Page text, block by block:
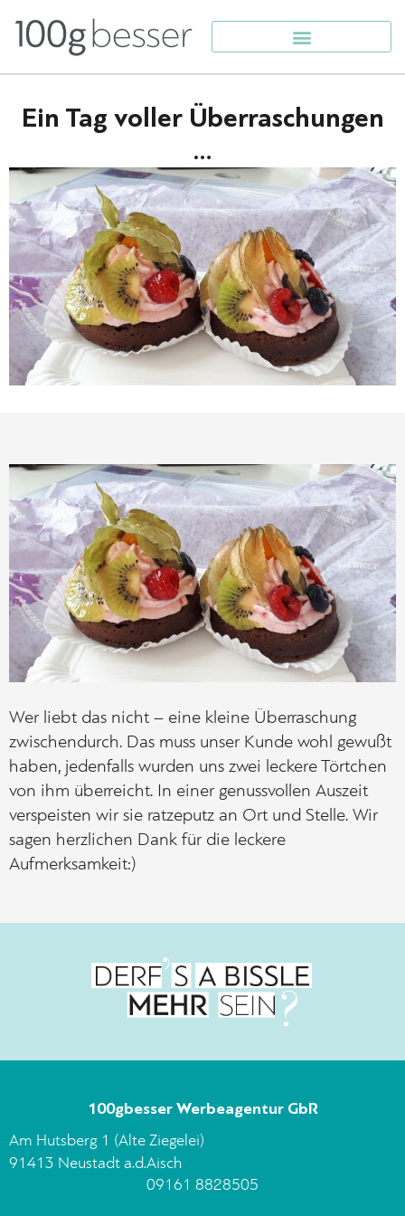
Ein Tag voller Überraschungen
…
Wer liebt das nicht – eine kleine Überraschung
zwischendurch. Das muss unser Kunde wohl gewußt
haben, jedenfalls wurden uns zwei leckere Törtchen
von ihm überreicht. In einer genussvollen Auszeit
verspeisten wir sie ratzeputz an Ort und Stelle. Wir
sagen herzlichen Dank für die leckere
Aufmerksamkeit:)
100gbesser Werbeagentur GbR
Am Hutsberg 1 (Alte Ziegelei)
91413 Neustadt a.d.Aisch
09161 8828505